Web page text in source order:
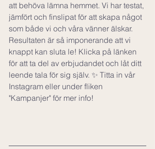
att behöva lämna hemmet. Vi har testat,
jämfört och finslipat för att skapa något
som både vi och våra vänner älskar.
Resultaten är så imponerande att vi
knappt kan sluta le! Klicka på länken
för att ta del av erbjudandet och låt ditt
leende tala för sig själv. ✨ Titta in vår
Instagram eller under fliken
"Kampanjer" för mer info!